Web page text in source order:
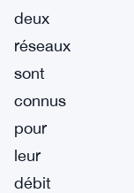
deux
réseaux
sont
connus
pour
leur
débit